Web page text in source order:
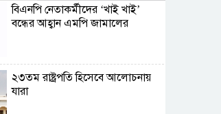
বিএনপি নেতাকর্মীদের ‘খাই খাই’
বন্ধের আহ্বান এমপি জামালের
২৩তম রাষ্ট্রপতি হিসেবে আলোচনায়
যারা